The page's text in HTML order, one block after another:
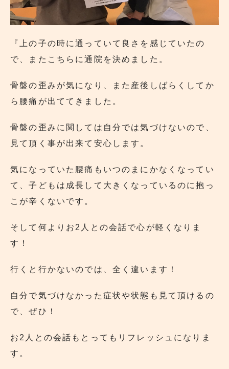
『上の子の時に通っていて良さを感じていたの
で、またこちらに通院を決めました。
骨盤の歪みが気になり、また産後しばらくしてか
ら腰痛が出ててきました。
骨盤の歪みに関しては自分では気づけないので、
見て頂く事が出来て安心します。
気になっていた腰痛もいつのまにかなくなってい
て、子どもは成長して大きくなっているのに抱っ
こが辛くないです。
そして何よりお2人との会話で心が軽くなりま
す！
行くと行かないのでは、全く違います！
自分で気づけなかった症状や状態も見て頂けるの
で、ぜひ！
お2人との会話もとってもリフレッシュになりま
す。